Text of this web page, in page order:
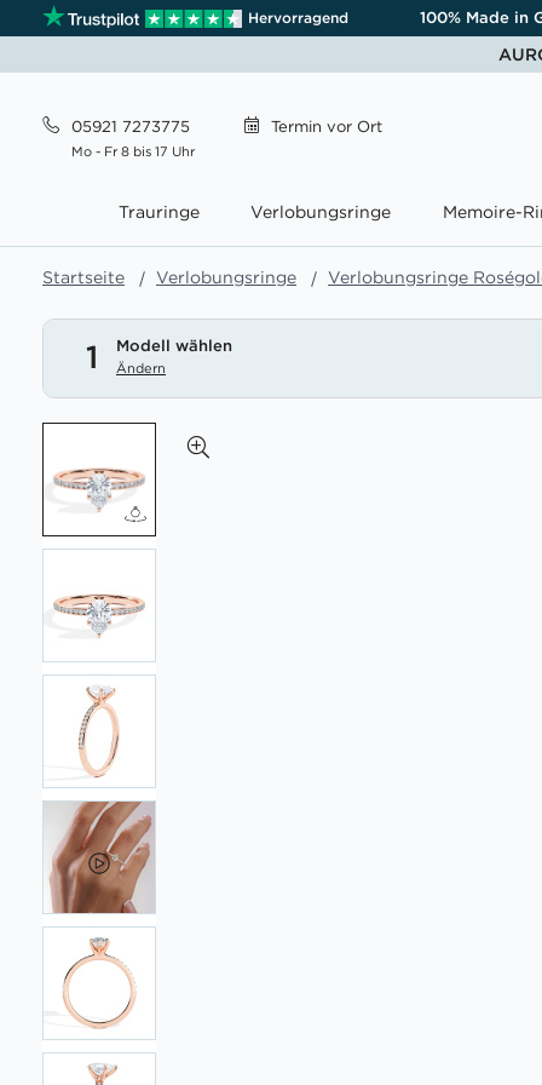
Hervorragend 100% Made in
05921 7273775
Mo - Fr 8 bis 17 Uhr
Termin vor Ort
Trauringe Verlobungsringe Memoire-
Startseite Verlobungsringe Verlobungsringe
1 Modell wählen
Ändern
der
Bildgalerie
springen